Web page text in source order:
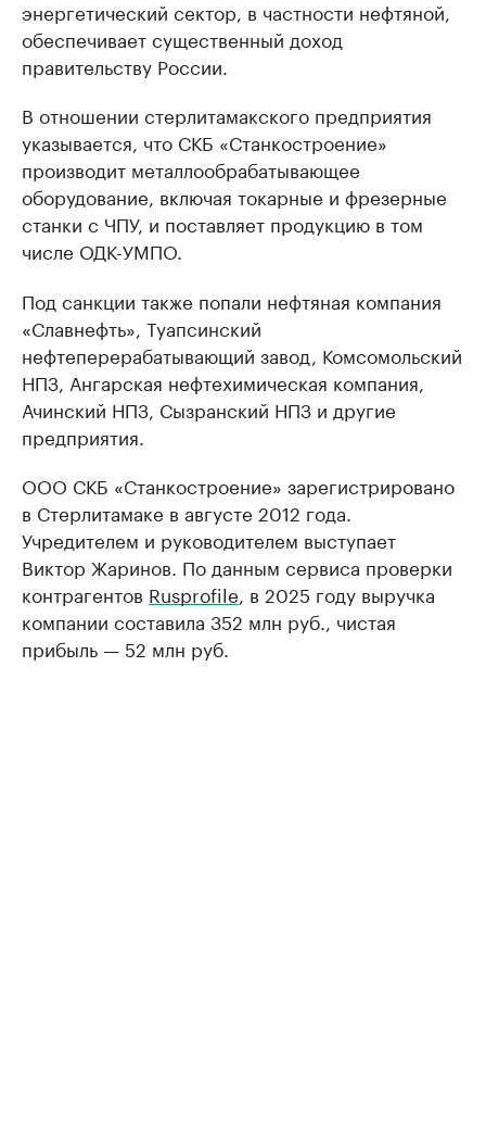
энергетический сектор, в частности нефтяной,
обеспечивает существенный доход
правительству России.
В отношении стерлитамакского предприятия
указывается, что СКБ «Станкостроение»
производит металлообрабатывающее
оборудование, включая токарные и фрезерные
станки с ЧПУ, и поставляет продукцию в том
числе ОДК-УМПО.
Под санкции также попали нефтяная компания
«Славнефть», Туапсинский
нефтеперерабатывающий завод, Комсомольский
НПЗ, Ангарская нефтехимическая компания,
Ачинский НПЗ, Сызранский НПЗ и другие
предприятия.
ООО СКБ «Станкостроение» зарегистрировано
в Стерлитамаке в августе 2012 года.
Учредителем и руководителем выступает
Виктор Жаринов. По данным сервиса проверки
контрагентов Rusprofile , в 2025 году выручка
компании составила 352 млн руб., чистая
прибыль — 52 млн руб.